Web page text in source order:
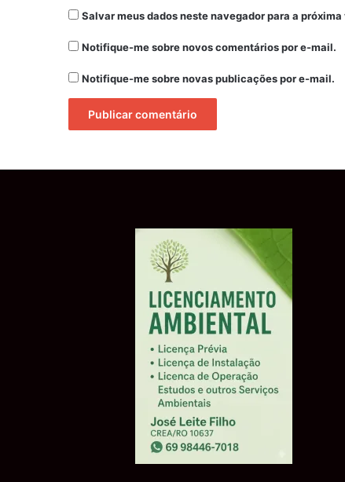
Salvar meus dados neste navegador para a
Notifique-me sobre novos comentários por e-mail.
Notifique-me sobre novas publicações por e-mail.